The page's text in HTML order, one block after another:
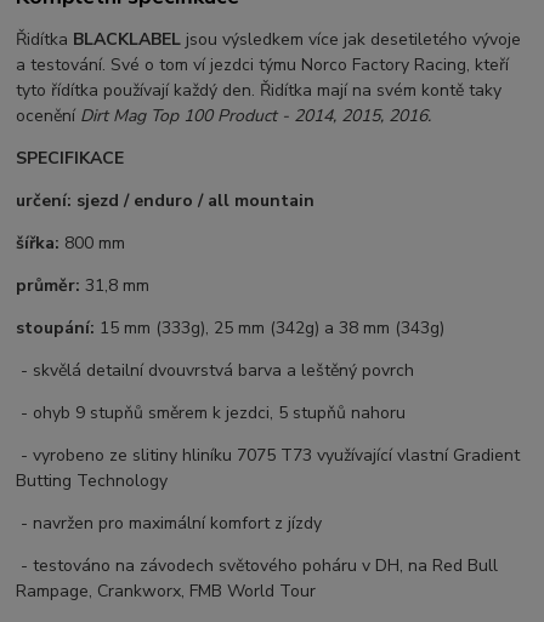
Řidítka BLACKLABEL jsou výsledkem více jak desetiletého vývoje
a testování. Své o tom ví jezdci týmu Norco Factory Racing, kteří
tyto řídítka používají každý den. Řidítka mají na svém kontě taky
ocenění Dirt Mag Top 100 Product - 2014, 2015, 2016.
SPECIFIKACE
určení: sjezd / enduro / all mountain
šířka: 800 mm
průměr: 31,8 mm
stoupání: 15 mm (333g), 25 mm (342g) a 38 mm (343g)
- skvělá detailní dvouvrstvá barva a leštěný povrch
- ohyb 9 stupňů směrem k jezdci, 5 stupňů nahoru
- vyrobeno ze slitiny hliníku 7075 T73 využívající vlastní Gradient
Butting Technology
- navržen pro maximální komfort z jízdy
- testováno na závodech světového poháru v DH, na Red Bull
Rampage, Crankworx, FMB World Tour